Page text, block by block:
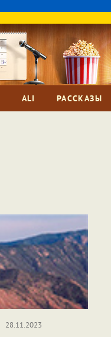
ALI РАССКАЗЫ
28.11.2023